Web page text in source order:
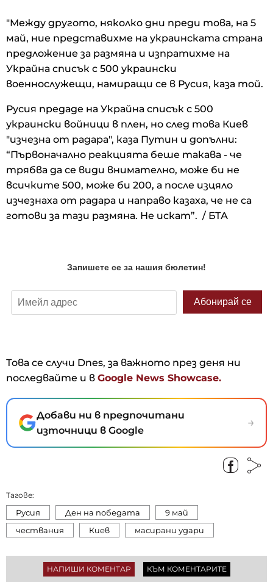
"Между другото, няколко дни преди това, на 5
май, ние представихме на украинската страна
предложение за размяна и изпратихме на
Украйна списък с 500 украински
военнослужещи, намиращи се в Русия, каза той.
Русия предаде на Украйна списък с 500
украински войници в плен, но след това Киев
"изчезна от радара", каза Путин и допълни:
“Първоначално реакцията беше такава - че
трябва да се види внимателно, може би не
всичките 500, може би 200, а после изцяло
изчезнаха от радара и направо казаха, че не са
готови за тази размяна. Не искат”. / БТА
Това се случи Dnes, за важното през деня ни
последвайте и в Google News Showcase.
Добави ни в предпочитани
източници в Google
→
Тагове:
Русия Ден на победата
9 май
чествания
Киев масирани удари
НАПИШИ КОМЕНТАР КЪМ КОМЕНТАРИТЕ